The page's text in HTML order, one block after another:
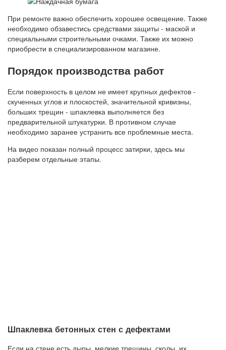
При ремонте важно обеспечить хорошее освещение. Также
необходимо обзавестись средствами защиты - маской и
специальными строительными очками. Также их можно
приобрести в специализированном магазине.
Порядок производства работ
Если поверхность в целом не имеет крупных дефектов -
скученных углов и плоскостей, значительной кривизны,
больших трещин - шпаклевка выполняется без
предварительной штукатурки. В противном случае
необходимо заранее устранить все проблемные места.
На видео показан полный процесс затирки, здесь мы
разберем отдельные этапы.
Шпаклевка бетонных стен с дефектами
Если на стене есть дыры, мелкие трещины, сколы, их